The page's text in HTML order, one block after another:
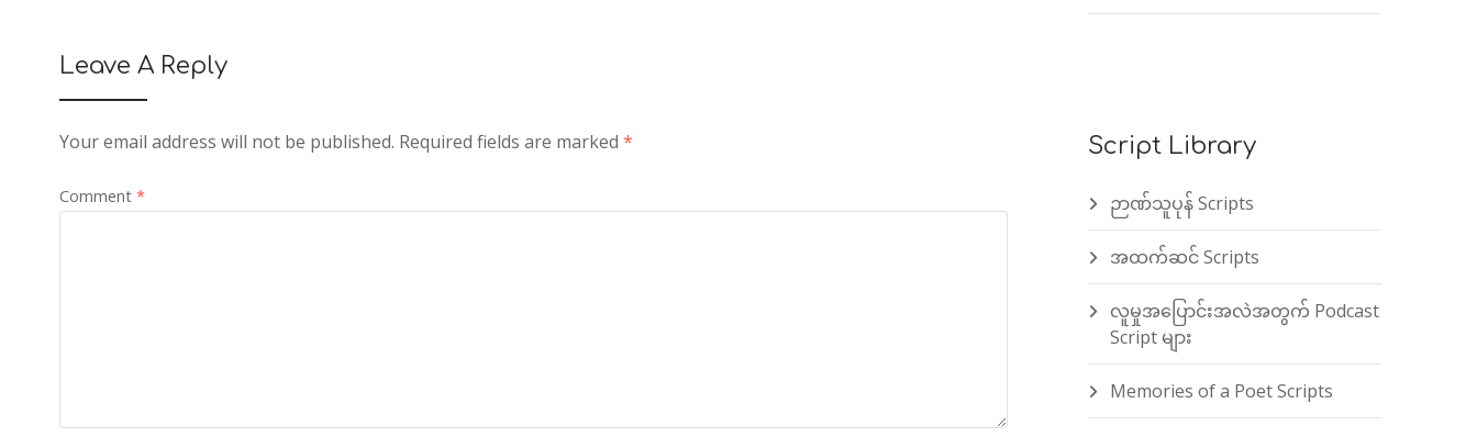
Leave A Reply
Your email address will not be published. Required fields are marked *
Comment *
Script Library
ဉာဏ်သူပုန် Scripts
အထက်ဆင် Scripts
လူမှုအပြောင်းအလဲအတွက် Podcast
Script များ
Memories of a Poet Scripts